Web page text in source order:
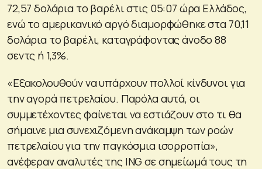
72,57 δολάρια το βαρέλι στις 05:07 ώρα Ελλάδος,
ενώ το αμερικανικό αργό διαμορφώθηκε στα 70,11
δολάρια το βαρέλι, καταγράφοντας άνοδο 88
σεντς ή 1,3%.
«Εξακολουθούν να υπάρχουν πολλοί κίνδυνοι για
την αγορά πετρελαίου. Παρόλα αυτά, οι
συμμετέχοντες φαίνεται να εστιάζουν στο τι θα
σήμαινε μια συνεχιζόμενη ανάκαμψη των ροών
πετρελαίου για την παγκόσμια ισορροπία»,
ανέφεραν αναλυτές της ING σε σημείωμά τους τη